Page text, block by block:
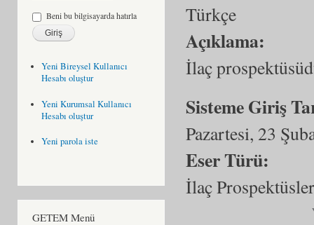
Beni bu bilgisayarda hatırla
Yeni Bireysel Kullanıcı
Hesabı oluştur
Yeni Kurumsal Kullanıcı
Hesabı oluştur
Yeni parola iste
GETEM Menü
Türkçe
Açıklama:
İlaç
Sisteme Giriş
Pazartesi, 23
Eser Türü:
İlaç